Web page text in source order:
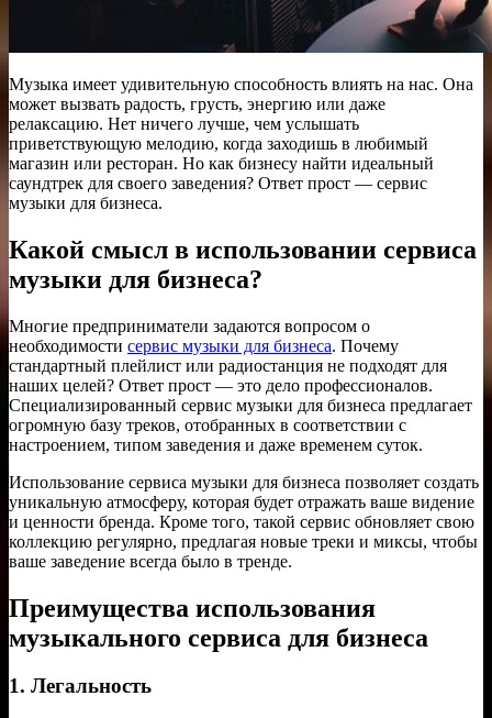
Музыка имеет удивительную способность влиять на нас. Она
может вызвать радость, грусть, энергию или даже
релаксацию. Нет ничего лучше, чем услышать
приветствующую мелодию, когда заходишь в любимый
магазин или ресторан. Но как бизнесу найти идеальный
саундтрек для своего заведения? Ответ прост — сервис
музыки для бизнеса.
Какой смысл в использовании сервиса
музыки для бизнеса?
Многие предприниматели задаются вопросом о
необходимости сервис музыки для бизнеса. Почему
стандартный плейлист или радиостанция не подходят для
наших целей? Ответ прост — это дело профессионалов.
Специализированный сервис музыки для бизнеса предлагает
огромную базу треков, отобранных в соответствии с
настроением, типом заведения и даже временем суток.
Использование сервиса музыки для бизнеса позволяет создать
уникальную атмосферу, которая будет отражать ваше видение
и ценности бренда. Кроме того, такой сервис обновляет свою
коллекцию регулярно, предлагая новые треки и миксы, чтобы
ваше заведение всегда было в тренде.
Преимущества использования
музыкального сервиса для бизнеса
1. Легальность